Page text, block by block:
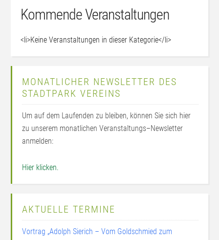
Kommende Veranstaltungen
<li>Keine Veranstaltungen in dieser Kategorie</li>
MONATLICHER NEWSLETTER DES
STADTPARK VEREINS
Um auf dem Laufenden zu bleiben, können Sie sich hier
zu unserem monatlichen Veranstaltungs–Newsletter
anmelden:
Hier klicken.
AKTUELLE TERMINE
Vortrag „Adolph Sierich – Vom Goldschmied zum